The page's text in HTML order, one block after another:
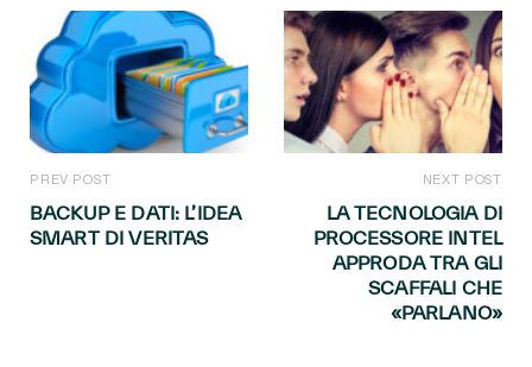
PREV POST
BACKUP E DATI: L’IDEA
SMART DI VERITAS
NEXT POST
LA TECNOLOGIA DI
PROCESSORE INTEL
APPRODA TRA GLI
SCAFFALI CHE
«PARLANO»